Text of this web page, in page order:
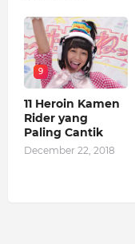
9
11 Heroin Kamen
Rider yang
Paling Cantik
December 22, 2018